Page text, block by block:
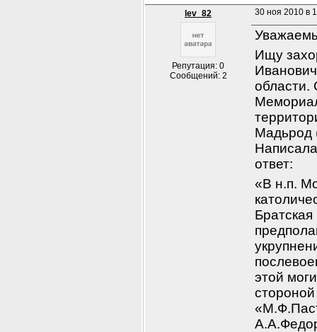
lev_82
Репутация: 0
Сообщений: 2
30 ноя 2010 в
Ищу
области.
Мадьрод
ответ:
«В н.п.
этой